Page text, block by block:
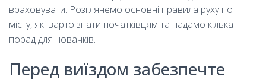
враховувати. Розглянемо основні правила руху по
місту, які варто знати початківцям та надамо кілька
порад для новачків.
Перед виїздом забезпечте